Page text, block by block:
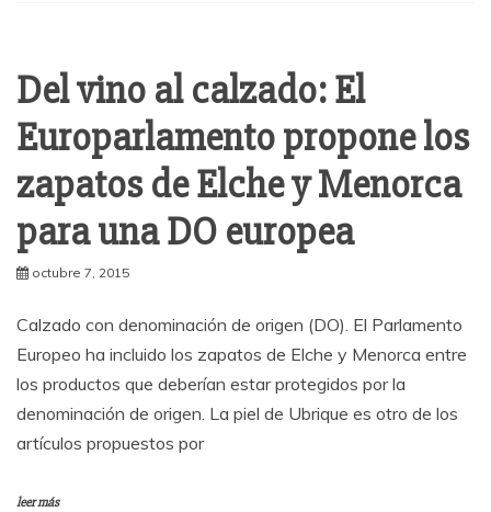
Del vino al calzado: El
Europarlamento propone los
zapatos de Elche y Menorca
para una DO europea
octubre 7, 2015
Calzado con denominación de origen (DO). El Parlamento
Europeo ha incluido los zapatos de Elche y Menorca entre
los productos que deberían estar protegidos por la
denominación de origen. La piel de Ubrique es otro de los
artículos propuestos por
leer más